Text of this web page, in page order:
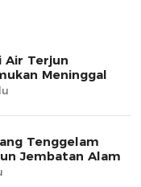
Air Terjun
Meninggal
Tenggelam
Jembatan Alam